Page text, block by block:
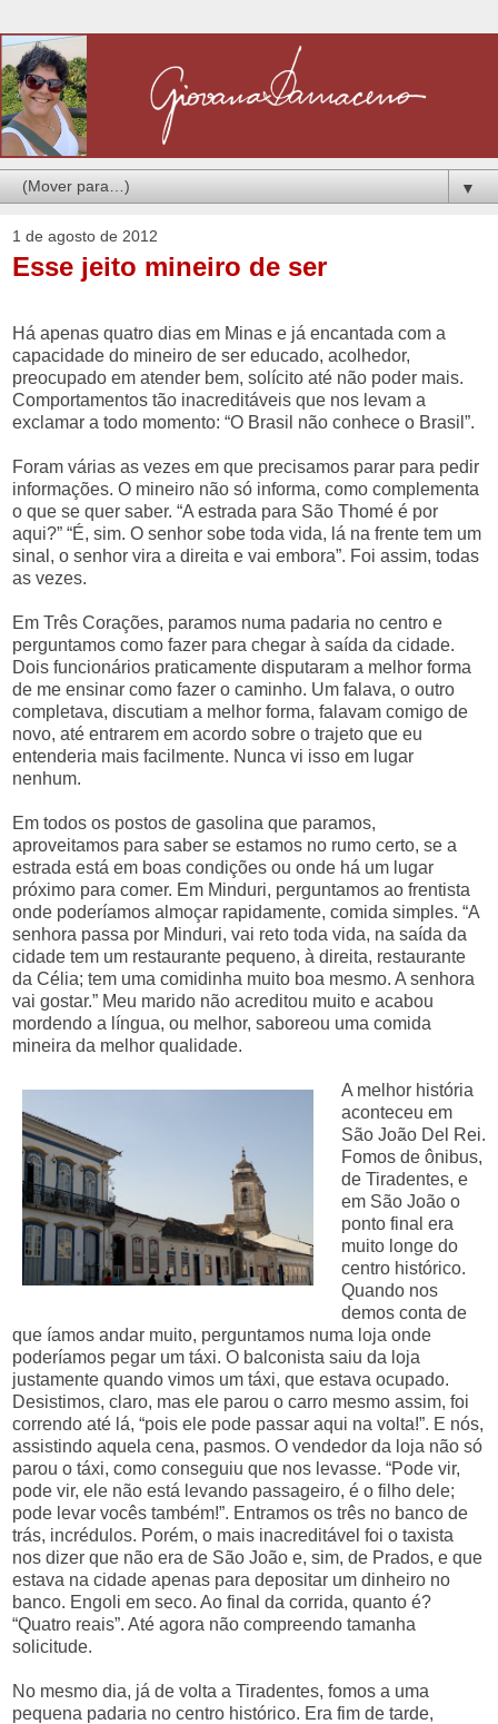
▼
1 de agosto de 2012
Esse jeito mineiro de ser
Há apenas quatro dias em Minas e já encantada com a
capacidade do mineiro de ser educado, acolhedor,
preocupado em atender bem, solícito até não poder mais.
Comportamentos tão inacreditáveis que nos levam a
exclamar a todo momento: “O Brasil não conhece o Brasil”.
Foram várias as vezes em que precisamos parar para pedir
informações. O mineiro não só informa, como complementa
o que se quer saber. “A estrada para São Thomé é por
aqui?” “É, sim. O senhor sobe toda vida, lá na frente tem um
sinal, o senhor vira a direita e vai embora”. Foi assim, todas
as vezes.
Em Três Corações, paramos numa padaria no centro e
perguntamos como fazer para chegar à saída da cidade.
Dois funcionários praticamente disputaram a melhor forma
de me ensinar como fazer o caminho. Um falava, o outro
completava, discutiam a melhor forma, falavam comigo de
novo, até entrarem em acordo sobre o trajeto que eu
entenderia mais facilmente. Nunca vi isso em lugar
nenhum.
Em todos os postos de gasolina que paramos,
aproveitamos para saber se estamos no rumo certo, se a
estrada está em boas condições ou onde há um lugar
próximo para comer. Em Minduri, perguntamos ao frentista
onde poderíamos almoçar rapidamente, comida simples. “A
senhora passa por Minduri, vai reto toda vida, na saída da
cidade tem um restaurante pequeno, à direita, restaurante
da Célia; tem uma comidinha muito boa mesmo. A senhora
vai gostar.” Meu marido não acreditou muito e acabou
mordendo a língua, ou melhor, saboreou uma comida
mineira da melhor qualidade.
A melhor história
aconteceu em
São João Del Rei.
Fomos de ônibus,
de Tiradentes, e
em São João o
ponto final era
muito longe do
centro histórico.
Quando nos
demos conta de
que íamos andar muito, perguntamos numa loja onde
poderíamos pegar um táxi. O balconista saiu da loja
justamente quando vimos um táxi, que estava ocupado.
Desistimos, claro, mas ele parou o carro mesmo assim, foi
correndo até lá, “pois ele pode passar aqui na volta!”. E nós,
assistindo aquela cena, pasmos. O vendedor da loja não só
parou o táxi, como conseguiu que nos levasse. “Pode vir,
pode vir, ele não está levando passageiro, é o filho dele;
pode levar vocês também!”. Entramos os três no banco de
trás, incrédulos. Porém, o mais inacreditável foi o taxista
nos dizer que não era de São João e, sim, de Prados, e que
estava na cidade apenas para depositar um dinheiro no
banco. Engoli em seco. Ao final da corrida, quanto é?
“Quatro reais”. Até agora não compreendo tamanha
solicitude.
No mesmo dia, já de volta a Tiradentes, fomos a uma
pequena padaria no centro histórico. Era fim de tarde,